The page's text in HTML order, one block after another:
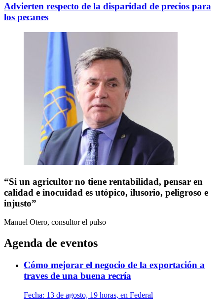
Advierten respecto de la disparidad de precios para
los pecanes
“Si un agricultor no tiene rentabilidad, pensar en
calidad e inocuidad es utópico, ilusorio, peligroso e
injusto”
Manuel Otero, consultor el pulso
Agenda de eventos
Cómo mejorar el negocio de la exportación a
traves de una buena recría
Fecha: 13 de agosto, 19 horas, en Federal